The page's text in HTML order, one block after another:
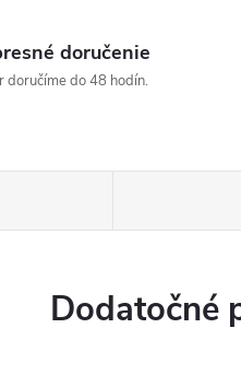
doručenie
doručíme do 48 hodín.
Dodatočné